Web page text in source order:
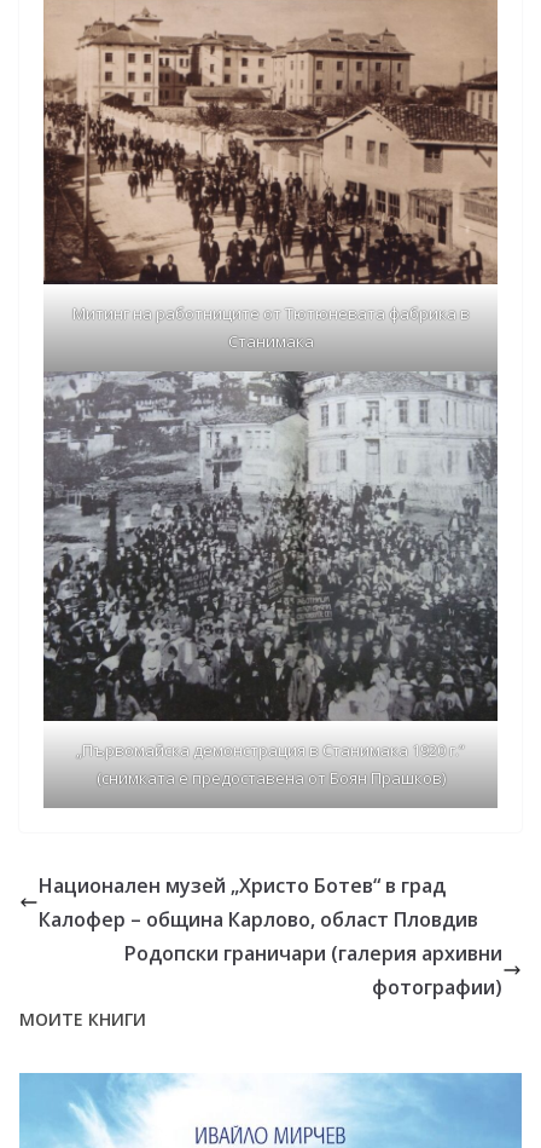
Митинг на работниците от Тютюневата фабрика в
Станимака
„Първомайска демонстрация в Станимака 1920 г.“
(снимката е предоставена от Боян Прашков)
Национален музей „Христо Ботев“ в град
Калофер – община Карлово, област Пловдив
Родопски граничари (галерия архивни
фотографии)
МОИТЕ КНИГИ